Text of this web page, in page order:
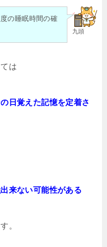
九頭
の睡眠時間の確
は
日覚えた記憶を定着さ
来ない可能性がある
。